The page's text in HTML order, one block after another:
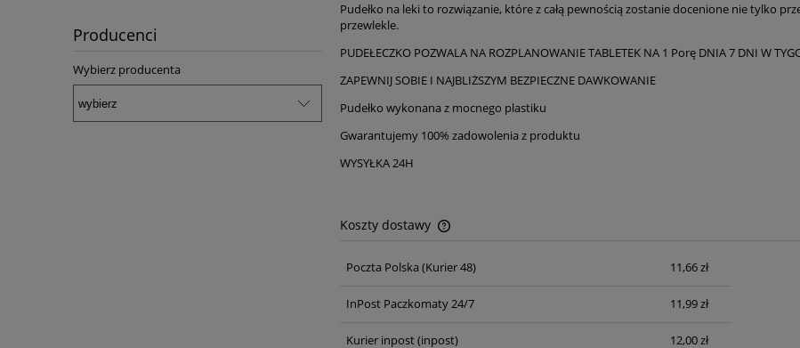
Producenci
Wybierz producenta
Pudełko na leki to rozwiązanie, które z całą pewnością zostanie docenione nie tylko
przewlekle.
PUDEŁECZKO POZWALA NA ROZPLANOWANIE TABLETEK NA 1 Porę DNIA 7 DNI W
ZAPEWNIJ SOBIE I NAJBLIŻSZYM BEZPIECZNE DAWKOWANIE
Pudełko wykonana z mocnego plastiku
Gwarantujemy 100% zadowolenia z produktu
WYSYŁKA 24H
Koszty dostawy
Cena nie zawiera ewentualnych kosztów
Poczta Polska (Kurier 48) 11,66 zł
InPost Paczkomaty 24/7 11,99 zł
Kurier inpost(inpost) 12,00 zł